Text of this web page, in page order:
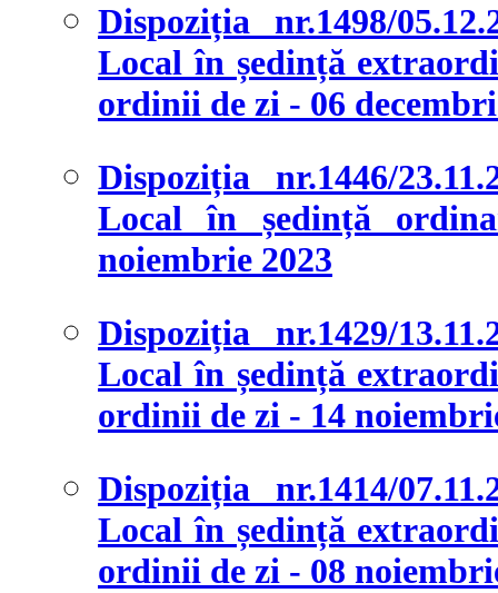
Dispoziția nr.1498/
Local în ședință
ordinii de zi - 06
Dispoziția nr.1446/
Local în ședință
noiembrie 2023
Dispoziția nr.1429/
Local în ședință
ordinii de zi - 14
Dispoziția nr.1414/
Local în ședință
ordinii de zi - 08